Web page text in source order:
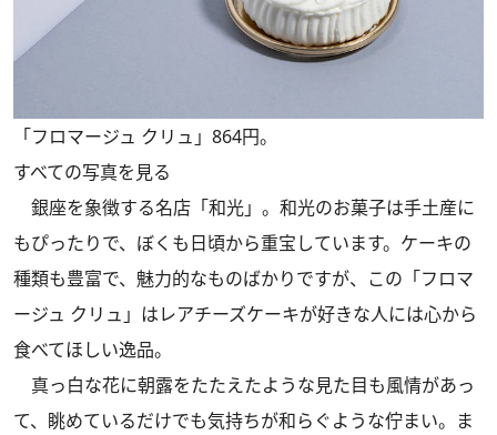
「フロマージュ クリュ」864円。
すべての写真を見る
銀座を象徴する名店「和光」。和光のお菓子は手土産に
もぴったりで、ぼくも日頃から重宝しています。ケーキの
種類も豊富で、魅力的なものばかりですが、この「フロマ
ージュ クリュ」はレアチーズケーキが好きな人には心から
食べてほしい逸品。
真っ白な花に朝露をたたえたような見た目も風情があっ
て、眺めているだけでも気持ちが和らぐような佇まい。ま